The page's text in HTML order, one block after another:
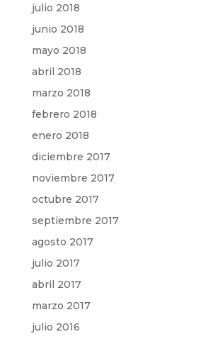
julio 2018
junio 2018
mayo 2018
abril 2018
marzo 2018
febrero 2018
enero 2018
diciembre 2017
noviembre 2017
octubre 2017
septiembre 2017
agosto 2017
julio 2017
abril 2017
marzo 2017
julio 2016